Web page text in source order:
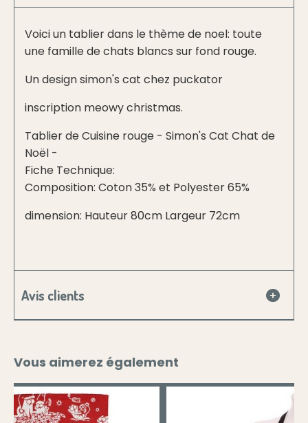
Voici un tablier dans le thème de noel: toute
une famille de chats blancs sur fond rouge.
Un design simon's cat chez puckator
inscription meowy christmas.
Tablier de Cuisine rouge - Simon's Cat Chat de
Noël -
Fiche Technique:
Composition: Coton 35% et Polyester 65%
dimension: Hauteur 80cm Largeur 72cm
Avis clients
Vous aimerez également